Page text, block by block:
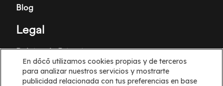
Blog
Legal
Política de Privacitat
Termes i Condicions
En dōcō utilizamos cookies propias y de terceros
para analizar nuestros servicios y mostrarte
publicidad relacionada con tus preferencias en base